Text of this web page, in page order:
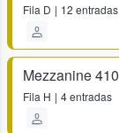
Fila D 12 entradas
Mezzanine 410
Fila H 4 entradas